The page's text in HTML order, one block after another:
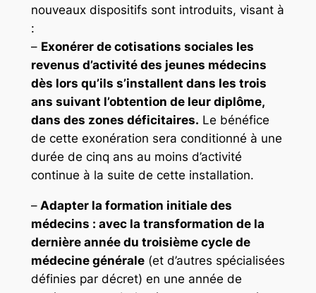
nouveaux dispositifs sont introduits, visant à
:
– Exonérer de cotisations sociales les
revenus d’activité des jeunes médecins
dès lors qu’ils s’installent dans les trois
ans suivant l’obtention de leur diplôme,
dans des zones déficitaires. Le bénéfice
de cette exonération sera conditionné à une
durée de cinq ans au moins d’activité
continue à la suite de cette installation.
–Adapter la formation initiale des
médecins : avec la transformation de la
dernière année du troisième cycle de
médecine générale(et d’autres spécialisées
définies par décret) en une année de